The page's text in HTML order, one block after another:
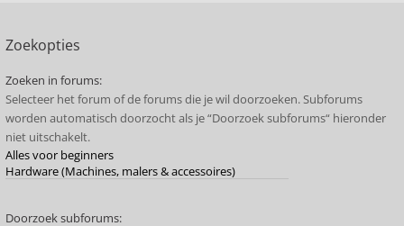
Zoekopties
Zoeken in forums:
Selecteer het forum of de forums die je wil doorzoeken. Subforums
worden automatisch doorzocht als je “Doorzoek subforums“ hieronder
niet uitschakelt.
Doorzoek subforums: